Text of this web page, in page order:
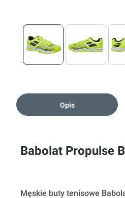
Opis
Babolat Propulse
Męskie buty tenisowe